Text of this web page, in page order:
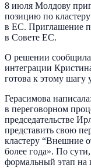
8 июля Молдову
позицию по
в ЕС. Приглашение
в Совете ЕС.
О решении сообщила
интеграции
готова к этому шагу
Герасимова
в переговорном
председательстве
представить свою
кластеру “Внешние
более года». По
формальный этап на